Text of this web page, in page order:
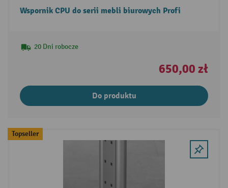
Wspornik CPU do serii mebli biurowych Profi
20 Dni robocze
650,00 zł
Do produktu
Topseller